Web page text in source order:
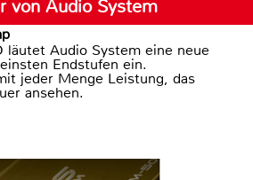
von Audio System
Audio System eine neue
Endstufen ein.
jeder Menge Leistung, das
ansehen.